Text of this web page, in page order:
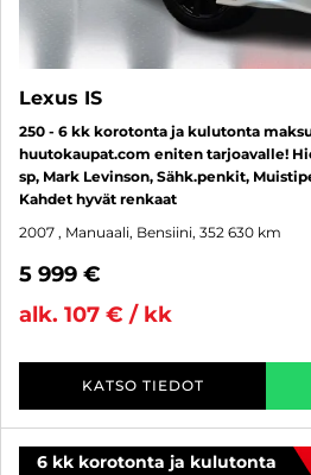
Lexus IS
250 - 6 kk korotonta ja kulutonta
huutokaupat.com eniten tarjoavalle!
sp, Mark Levinson, Sähk.penkit,
Kahdet hyvät renkaat
2007 , Manuaali, Bensiini, 352 630 km
5 999 €
alk. 107 € / kk
KATSO TIEDOT
6 kk korotonta ja kulutonta